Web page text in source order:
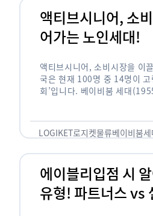
액티브시니어, 소
어가는 노인세대!
액티브시니어, 소비시장을 이
국은 현재 100명 중 14명이 고
회’입니다. 베이비붐 세대
오고 있습니다. 하지만 사회가
LOGIKET로지켓물류베이비붐세
에이블리입점 시
유형! 파트너스 vs